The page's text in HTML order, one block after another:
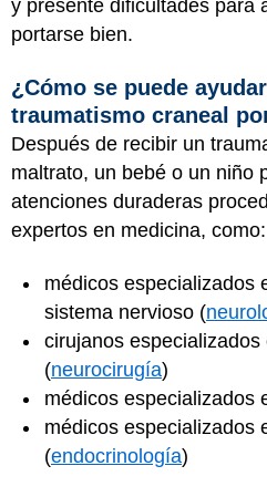
y presente dificultades para
portarse bien.
¿Cómo se puede
traumatismo craneal
Después de recibir un
maltrato, un bebé o un niño
atenciones duraderas
expertos en medicina, como:
médicos especializados
sistema nervioso (
cirujanos especializados
(neurocirugía)
médicos especializados
médicos especializados
(endocrinología)